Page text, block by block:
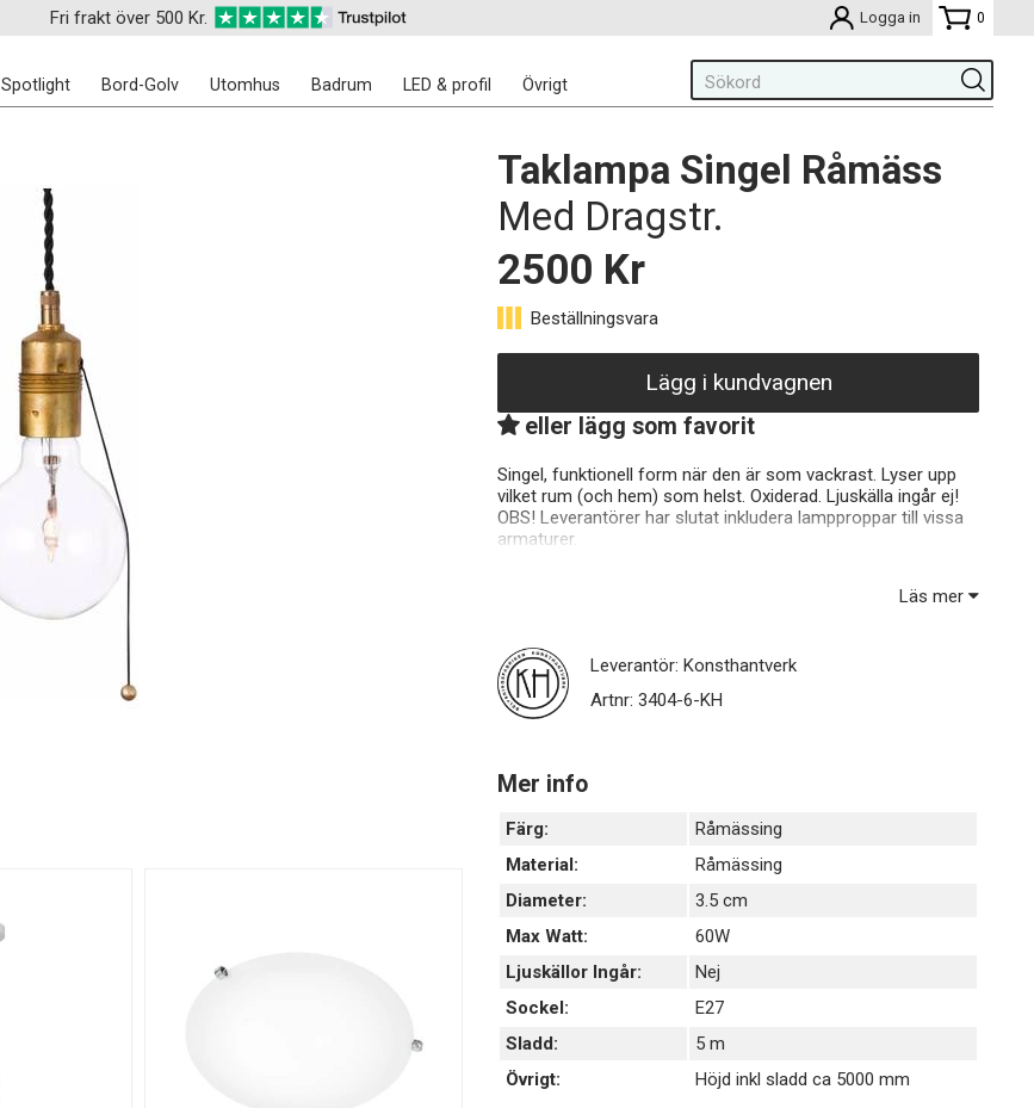
Fri frakt över 500 Kr. Logga in 0
Spotlight Bord-Golv Utomhus Badrum LED & profil Övrigt
Taklampa Singel Råmäss
Med Dragstr.
2500 Kr
Lägg i kundvagnen
eller lägg som favorit
Singel, funktionell form när den är som vackrast. Lyser upp
vilket rum (och hem) som helst. Oxiderad. Ljuskälla ingår ej!
OBS! Leverantörer har slutat inkludera lampproppar till vissa
armaturer.
Läs mer
Leverantör:Konsthantverk
Artnr:3404-6-KH
Mer info
Färg:
Råmässing
Material:
Råmässing
Diameter:
3.5 cm
Max Watt:
60W
Ljuskällor Ingår:
Nej
Sockel:
E27
Sladd:
5 m
Övrigt:
Höjd inkl sladd ca 5000 mm